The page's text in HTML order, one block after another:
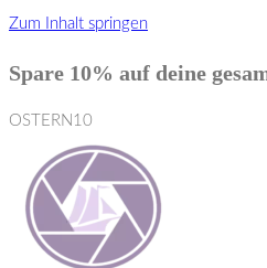
Zum Inhalt springen
Spare 10% auf deine
OSTERN10